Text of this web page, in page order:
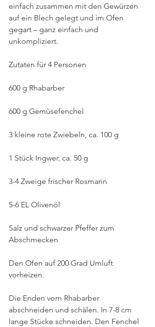
einfach zusammen mit den Gewürzen
auf ein Blech gelegt und im Ofen
gegart – ganz einfach und
unkompliziert.
Zutaten für 4 Personen
600 g Rhabarber
600 g Gemüsefenchel
3 kleine rote Zwiebeln, ca. 100 g
1 Stück Ingwer, ca. 50 g
3-4 Zweige frischer Rosmarin
5-6 EL Olivenöl
Salz und schwarzer Pfeffer zum
Abschmecken
Den Ofen auf 200 Grad Umluft
vorheizen.
Die Enden vom Rhabarber
abschneiden und schälen. In 7-8 cm
lange Stücke schneiden. Den Fenchel